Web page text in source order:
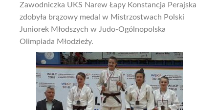
Zawodniczka UKS Narew Łapy Konstancja Perajska
zdobyła brązowy medal w Mistrzostwach Polski
Juniorek Młodszych w Judo-Ogólnopolska
Olimpiada Młodzieży.